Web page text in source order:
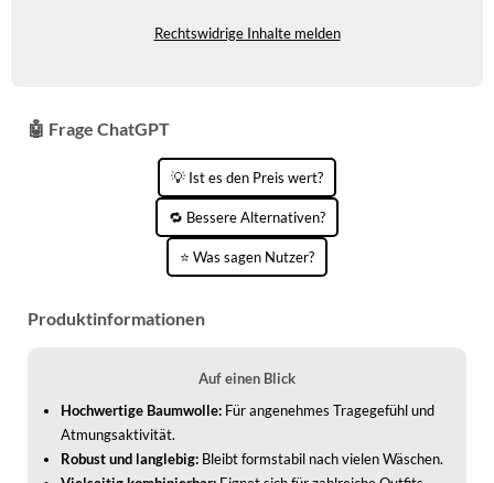
STIEFELETTEN
WINTERSCHUHE
Rechtswidrige Inhalte melden
🤖 Frage ChatGPT
💡 Ist es den Preis wert?
🔁 Bessere Alternativen?
⭐ Was sagen Nutzer?
Produktinformationen
Auf einen Blick
Hochwertige Baumwolle: Für angenehmes Tragegefühl und
Atmungsaktivität.
Robust und langlebig: Bleibt formstabil nach vielen Wäschen.